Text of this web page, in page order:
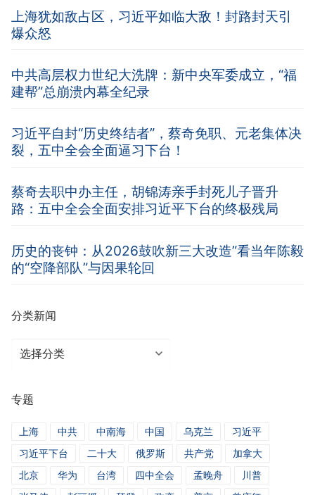
上海犹如敌占区，习近平如临大敌！封路封天引
爆众怒
中共高层权力世纪大洗牌：新中央军委成立，“福
建帮”总崩溃内幕全纪录
习近平自封“历史终结者”，蔡奇免职、元老集体决
裂，五中全会全面逼习下台！
蔡奇去职中办主任，胡锦涛亲手封死儿子晋升
路：五中全会全面安排习近平下台的终极残局
历史的丧钟：从2026鼓吹新三大改造”看当年陈毅
的“空降部队”与因果轮回
分类新闻
分
闻
专题
上海 中共 中南海 中国 乌克兰
习近平
习近平下台
二十大 俄罗斯 共产党
加拿大
北京
华为 台湾 四中全会 孟晚舟
川普